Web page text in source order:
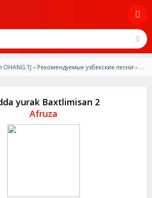
» Рекомендуемые узбекские песни » Afruza - Sodda yurak Baxtlimisan 2
yurak Baxtlimisan 2
Afruza